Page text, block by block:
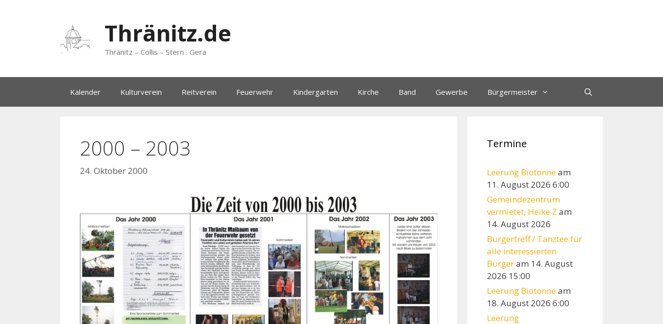
Thränitz.de
Thränitz – Collis – Stern . Gera
Kalender Kulturverein Reitverein Feuerwehr Kindergarten Kirche Band Gewerbe Bürgermeister
2000 – 2003
24. Oktober 2000
Termine
Leerung Biotonneam
11. August 2026 6:00
Gemeindezentrum
vermietet, Heike Z am
14. August 2026
Bürgertreff / Tanztee für
alle interessierten
Bürgeram 14. August
2026 15:00
Leerung Biotonneam
18. August 2026 6:00
Leerung